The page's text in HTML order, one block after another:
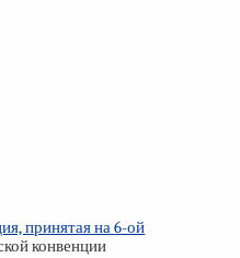
принятая на6-ой
конвенции